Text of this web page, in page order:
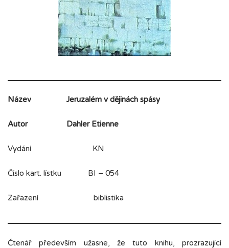
Název Jeruzalém v dějinách spásy
Autor Dahler Etienne
Vydání KN
Číslo kart. lístku BI – 054
Zařazení biblistika
Čtenář především užasne, že tuto knihu, prozrazující